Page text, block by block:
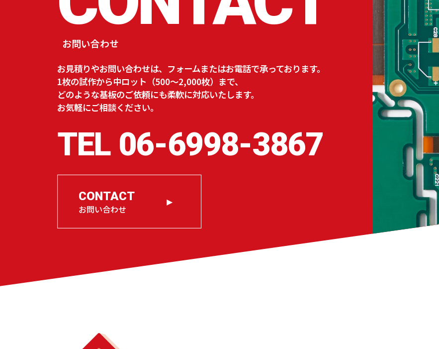
お問い合わせ
お見積りやお問い合わせは、フォームまたはお電話で承っております。
1枚の試作から中ロット（500～2,000枚）まで、
どのような基板のご依頼にも柔軟に対応いたします。
お気軽にご相談ください。
TEL06-6998-3867
CONTACT
お問い合わせ